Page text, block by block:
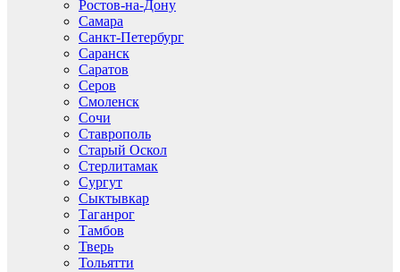
Ростов-на-Дону
Самара
Санкт-Петербург
Саранск
Саратов
Серов
Смоленск
Сочи
Ставрополь
Старый Оскол
Стерлитамак
Сургут
Сыктывкар
Таганрог
Тамбов
Тверь
Тольятти